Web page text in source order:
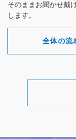
そのままお聞かせ戴
します。
全体の流